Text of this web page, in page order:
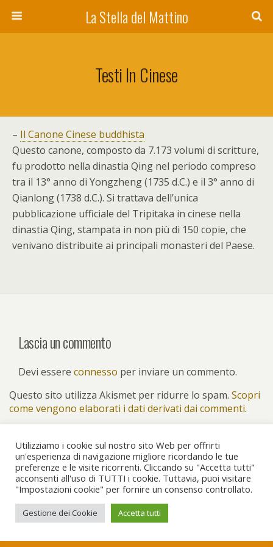
La Stella del Mattino
Testi In Cinese
– Il Canone Cinese buddhista
Questo canone, composto da 7.173 volumi di scritture,
fu prodotto nella dinastia Qing nel periodo compreso
tra il 13° anno di Yongzheng (1735 d.C.) e il 3° anno di
Qianlong (1738 d.C.). Si trattava dell’unica
pubblicazione ufficiale del Tripitaka in cinese nella
dinastia Qing, stampata in non più di 150 copie, che
venivano distribuite ai principali monasteri del Paese.
Lascia un commento
Devi essere connesso per inviare un commento.
Questo sito utilizza Akismet per ridurre lo spam. Scopri
come vengono elaborati i dati derivati dai commenti.
Torna su
Dispositivo Portatile Pc Desktop
Utilizziamo i cookie sul nostro sito Web per offrirti
un'esperienza di navigazione migliore ricordando le tue
preferenze e le visite ricorrenti. Cliccando su "Accetta tutti"
acconsenti all'uso di TUTTI i cookie. Tuttavia, puoi visitare
"Impostazioni cookie" per fornire un consenso controllato.
Gestione dei Cookie Accetta tutti